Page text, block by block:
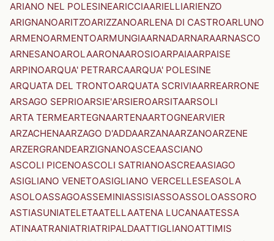
ARIANO NEL POLESINEARICCIAARIELLIARIENZO
ARIGNANOARITZOARIZZANOARLENA DI CASTROARLUNO
ARMENOARMENTOARMUNGIAARNADARNARAARNASCO
ARNESANOAROLAARONAAROSIOARPAIAARPAISE
ARPINOARQUA' PETRARCAARQUA' POLESINE
ARQUATA DEL TRONTOARQUATA SCRIVIAARREARRONE
ARSAGO SEPRIOARSIE'ARSIEROARSITAARSOLI
ARTA TERMEARTEGNAARTENAARTOGNEARVIER
ARZACHENAARZAGO D'ADDAARZANAARZANOARZENE
ARZERGRANDEARZIGNANOASCEAASCIANO
ASCOLI PICENOASCOLI SATRIANOASCREAASIAGO
ASIGLIANO VENETOASIGLIANO VERCELLESEASOLA
ASOLOASSAGOASSEMINIASSISIASSOASSOLOASSORO
ASTIASUNIATELETAATELLAATENA LUCANAATESSA
ATINAATRANIATRIATRIPALDAATTIGLIANOATTIMIS